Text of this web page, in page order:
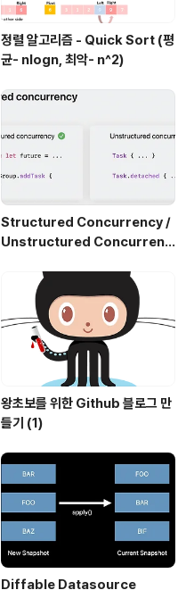
정렬 알고리즘 - Quick Sort (평
균- nlogn, 최악- n^2)
Structured Concurrency /
Unstructured Concurrenc
왕초보를 위한 Github 블로그 만
들기 (1)
Diffable Datasource